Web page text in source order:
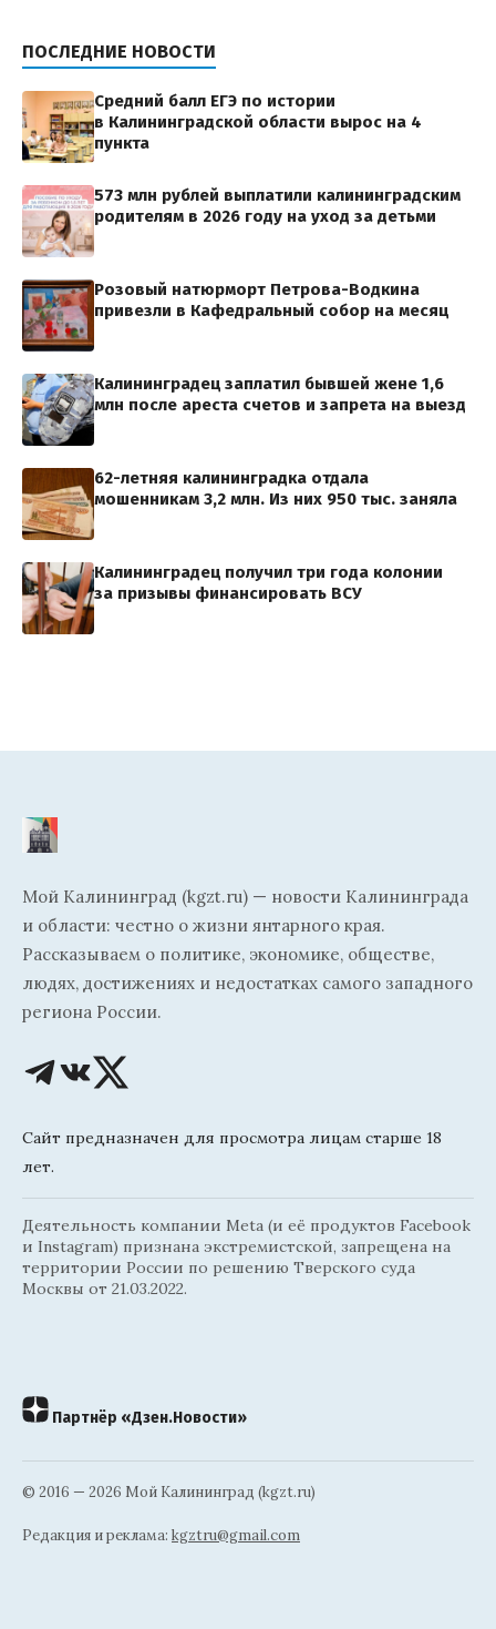
ПОСЛЕДНИЕ НОВОСТИ
Средний балл ЕГЭ по истории
в Калининградской области вырос на 4
пункта
573 млн рублей выплатили калининградским
родителям в 2026 году на уход за детьми
Розовый натюрморт Петрова-Водкина
привезли в Кафедральный собор на месяц
Калининградец заплатил бывшей жене 1,6
млн после ареста счетов и запрета на выезд
62-летняя калининградка отдала
мошенникам 3,2 млн. Из них 950 тыс. заняла
Калининградец получил три года колонии
за призывы финансировать ВСУ
Мой Калининград (kgzt.ru) — новости Калининграда
и области: честно о жизни янтарного края.
Рассказываем о политике, экономике, обществе,
людях, достижениях и недостатках самого западного
региона России.
Сайт предназначен для просмотра лицам старше 18
лет.
Деятельность компании Meta (и её продуктов Facebook
и Instagram) признана экстремистской, запрещена на
территории России по решению Тверского суда
Москвы от 21.03.2022.
Партнёр «Дзен.Новости»
© 2016 — 2026 Мой Калининград (kgzt.ru)
Редакция и реклама: kgztru@gmail.com